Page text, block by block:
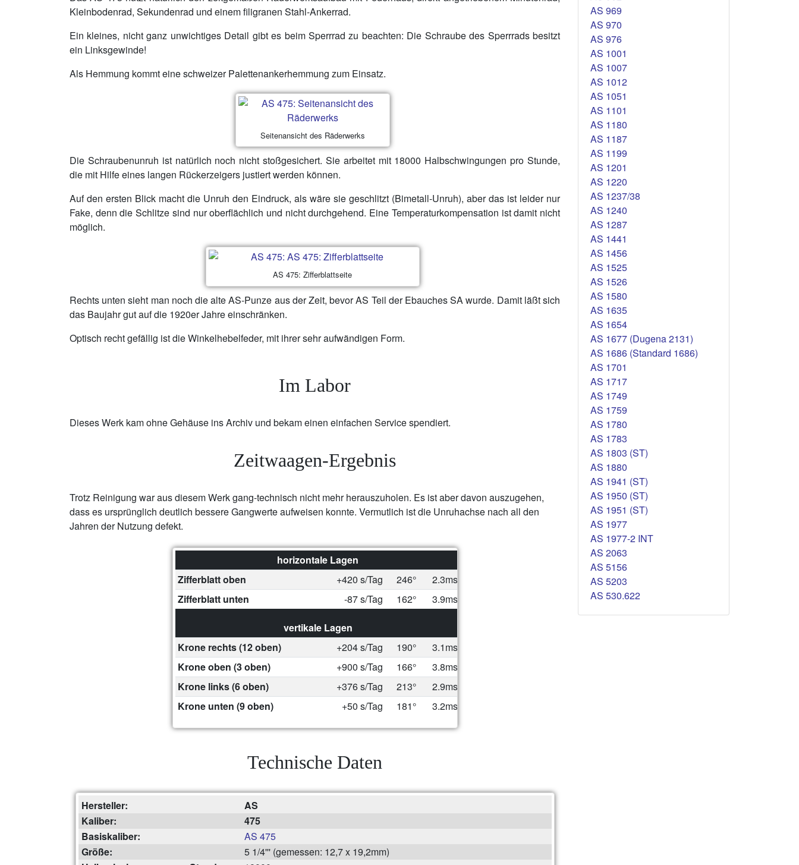
Kleinbodenrad, Sekundenrad und einem filigranen Stahl-Ankerrad.
Ein kleines, nicht ganz unwichtiges Detail gibt es beim Sperrrad zu beachten: Die Schraube des Sperrrads besitzt
ein Linksgewinde!
Als Hemmung kommt eine schweizer Palettenankerhemmung zum Einsatz.
Seitenansicht des Räderwerks
Die Schraubenunruh ist natürlich noch nicht stoßgesichert. Sie arbeitet mit 18000 Halbschwingungen pro Stunde,
die mit Hilfe eines langen Rückerzeigers justiert werden können.
Auf den ersten Blick macht die Unruh den Eindruck, als wäre sie geschlitzt (Bimetall-Unruh), aber das ist leider nur
Fake, denn die Schlitze sind nur oberflächlich und nicht durchgehend. Eine Temperaturkompensation ist damit nicht
möglich.
AS 475: Zifferblattseite
Rechts unten sieht man noch die alte AS-Punze aus der Zeit, bevor AS Teil der Ebauches SA wurde. Damit läßt sich
das Baujahr gut auf die 1920er Jahre einschränken.
Optisch recht gefällig ist die Winkelhebelfeder, mit ihrer sehr aufwändigen Form.
Im Labor
Dieses Werk kam ohne Gehäuse ins Archiv und bekam einen einfachen Service spendiert.
Zeitwaagen-Ergebnis
Trotz Reinigung war aus diesem Werk gang-technisch nicht mehr herauszuholen. Es ist aber davon auszugehen,
dass es ursprünglich deutlich bessere Gangwerte aufweisen konnte. Vermutlich ist die Unruhachse nach all den
Jahren der Nutzung defekt.
horizontale Lagen
Zifferblatt oben
+420 s/Tag 246°
2.3ms
Zifferblatt unten
-87 s/Tag 162° 3.9ms
vertikale Lagen
Krone rechts (12 oben)
+204 s/Tag 190°
3.1ms
Krone oben (3 oben)
+900 s/Tag 166°
3.8ms
Krone links (6 oben)
+376 s/Tag 213°
2.9ms
Krone unten (9 oben)
+50 s/Tag 181° 3.2ms
Technische Daten
Hersteller:
AS
Kaliber:
475
Basiskaliber:
AS 475
Größe:
5 1/4''' (gemessen: 12,7 x 19,2mm)
AS 969
AS 970
AS 976
AS 1001
AS 1007
AS 1012
AS 1051
AS 1101
AS 1180
AS 1187
AS 1199
AS 1201
AS 1220
AS 1237/38
AS 1240
AS 1287
AS 1441
AS 1456
AS 1525
AS 1526
AS 1580
AS 1635
AS 1654
AS 1677 (Dugena 2131)
AS 1686 (Standard 1686)
AS 1701
AS 1717
AS 1749
AS 1759
AS 1780
AS 1783
AS 1803 (ST)
AS 1880
AS 1941 (ST)
AS 1950 (ST)
AS 1951 (ST)
AS 1977
AS 1977-2 INT
AS 2063
AS 5156
AS 5203
AS 530.622